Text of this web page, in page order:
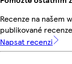
Recenze na našem
publikované
Napsat recenzi